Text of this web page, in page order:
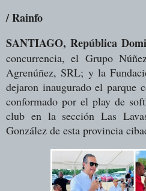
/ Rainfo
SANTIAGO, República
concurrencia, el Grupo
Agrenúñez, SRL; y la
dejaron inaugurado el parque
conformado por el play de
club en la sección Las
González de esta provincia